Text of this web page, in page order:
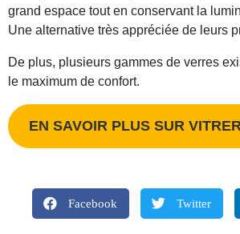
grand espace tout en conservant la
Une alternative très appréciée de leurs
De plus, plusieurs gammes de verres
le maximum de confort.
EN SAVOIR PLUS SUR
Facebook Twitter